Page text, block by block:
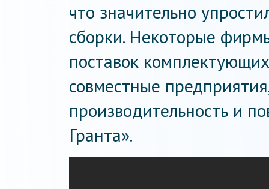
что значительно
сборки. Некоторые
поставок
совместные
производительность и
Гранта».